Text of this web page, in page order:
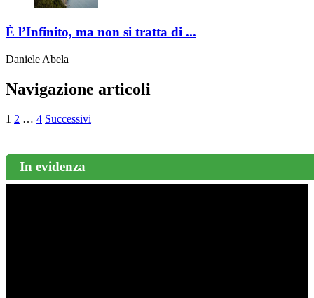
È l’Infinito, ma non si tratta di ...
Daniele Abela
Navigazione articoli
1 2 … 4 Successivi
In evidenza